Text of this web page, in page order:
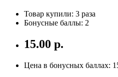
Товар купили: 3 раза
Бонусные баллы: 2
15.00 р.
Цена в бонусных баллах: